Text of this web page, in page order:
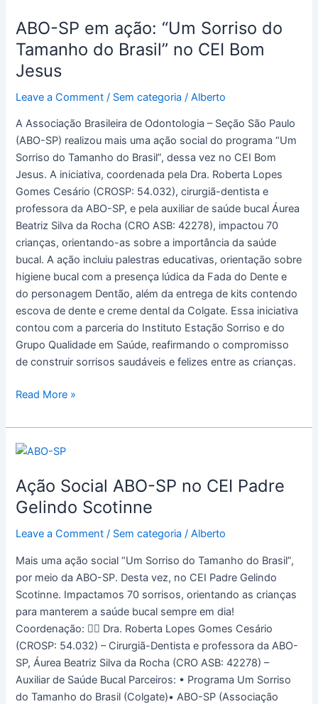
ABO-SP em ação: “Um Sorriso do
Tamanho do Brasil” no CEI Bom
Jesus
Leave a Comment / Sem categoria /Alberto
A Associação Brasileira de Odontologia – Seção São Paulo
(ABO-SP) realizou mais uma ação social do programa “Um
Sorriso do Tamanho do Brasil”, dessa vez no CEI Bom
Jesus. A iniciativa, coordenada pela Dra. Roberta Lopes
Gomes Cesário (CROSP: 54.032), cirurgiã-dentista e
professora da ABO-SP, e pela auxiliar de saúde bucal Áurea
Beatriz Silva da Rocha (CRO ASB: 42278), impactou 70
crianças, orientando-as sobre a importância da saúde
bucal. A ação incluiu palestras educativas, orientação sobre
higiene bucal com a presença lúdica da Fada do Dente e
do personagem Dentão, além da entrega de kits contendo
escova de dente e creme dental da Colgate. Essa iniciativa
contou com a parceria do Instituto Estação Sorriso e do
Grupo Qualidade em Saúde, reafirmando o compromisso
de construir sorrisos saudáveis e felizes entre as crianças.
em
ação:
“Um
Sorriso
do
do
Brasil”
no
CEI
Bom
Jesus
Read More »
Ação Social ABO-SP no CEI Padre
Gelindo Scotinne
Leave a Comment / Sem categoria /Alberto
Mais uma ação social “Um Sorriso do Tamanho do Brasil”,
por meio da ABO-SP. Desta vez, no CEI Padre Gelindo
Scotinne. Impactamos 70 sorrisos, orientando as crianças
para manterem a saúde bucal sempre em dia!
Coordenação: 👩‍⚕️ Dra. Roberta Lopes Gomes Cesário
(CROSP: 54.032) – Cirurgiã-Dentista e professora da ABO-
SP, Áurea Beatriz Silva da Rocha (CRO ASB: 42278) –
Auxiliar de Saúde Bucal Parceiros: • Programa Um Sorriso
do Tamanho do Brasil (Colgate)• ABO-SP (Associação
Ação
ABO-
SP
CEI
Scotinne